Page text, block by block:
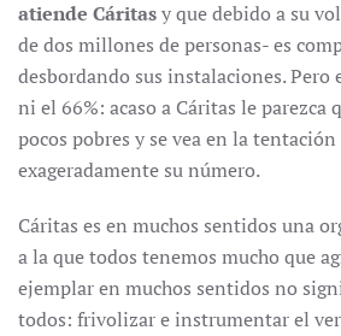
atiende Cáritasy que debido a su
de dos millones de personas- es
desbordando sus instalaciones. Pero
ni el 66%: acaso a Cáritas le parezca
pocos pobres y se vea en la
exageradamente su número.
Cáritas es en muchos sentidos una
a la que todos tenemos mucho que
ejemplar en muchos sentidos no
todos: frivolizar e instrumentar el